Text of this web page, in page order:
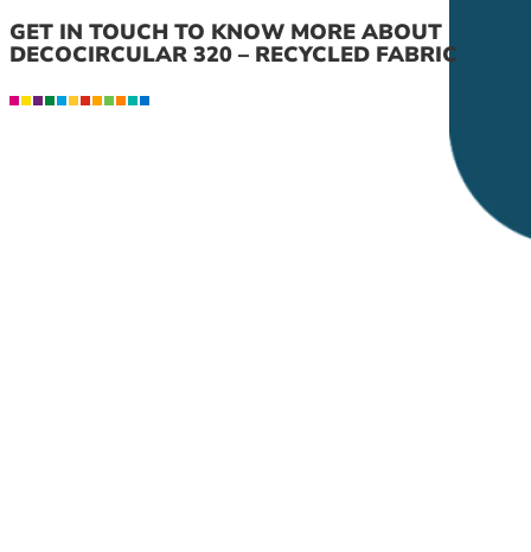
GET IN TOUCH TO KNOW MORE ABOUT
DECOCIRCULAR 320 – RECYCLED FABRIC